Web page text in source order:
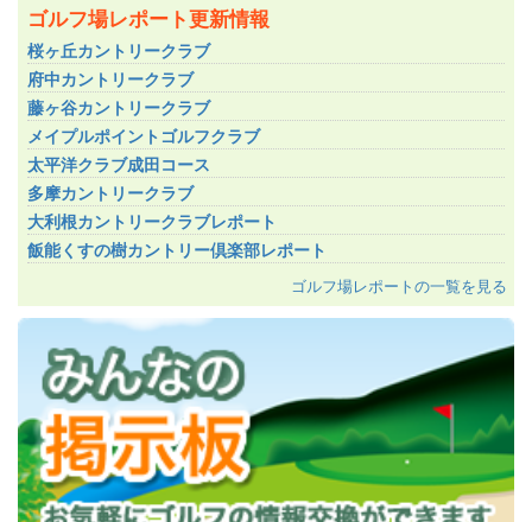
ゴルフ場レポート更新情報
桜ヶ丘カントリークラブ
府中カントリークラブ
藤ヶ谷カントリークラブ
メイプルポイントゴルフクラブ
太平洋クラブ成田コース
多摩カントリークラブ
大利根カントリークラブレポート
飯能くすの樹カントリー倶楽部レポート
ゴルフ場レポートの一覧を見る